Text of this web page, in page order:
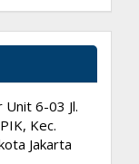
6-03 Jl.
Kec.
Jakarta